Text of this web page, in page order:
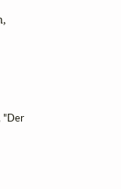
"Der